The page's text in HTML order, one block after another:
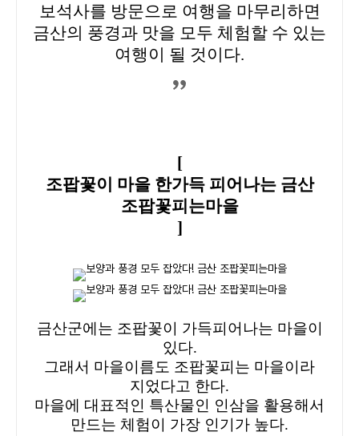
보석사를 방문으로 여행을 마무리하면
금산의 풍경과 맛을 모두 체험할 수 있는
여행이 될 것이다.
[
조팝꽃이 마을 한가득 피어나는 금산
조팝꽃피는마을
]
금산군에는 조팝꽃이 가득피어나는 마을이
있다.
그래서 마을이름도 조팝꽃피는 마을이라
지었다고 한다.
마을에 대표적인 특산물인 인삼을 활용해서
만드는 체험이 가장 인기가 높다.